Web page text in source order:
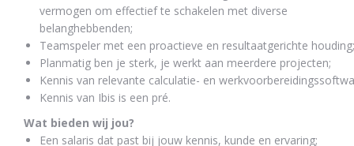
vermogen om effectief te schakelen met diverse
belanghebbenden;
Teamspeler met een proactieve en resultaatgerichte houding;
Planmatig ben je sterk, je werkt aan meerdere projecten;
Kennis van relevante calculatie- en
Kennis van Ibis is een pré.
Wat bieden wij jou?
Een salaris dat past bij jouw kennis, kunde en ervaring;